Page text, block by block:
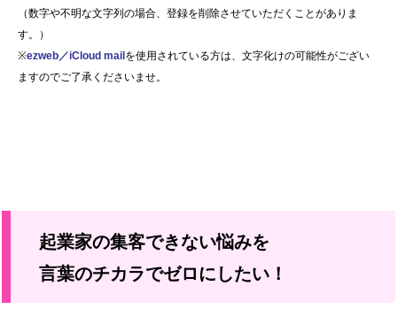
（数字や不明な文字列の場合、登録を削除させていただくことがありま
す。）
※ezweb／iCloud mail を使用されている方は、文字化けの可能性がござい
ますのでご了承くださいませ。
起業家の集客できない悩みを
言葉のチカラでゼロにしたい！